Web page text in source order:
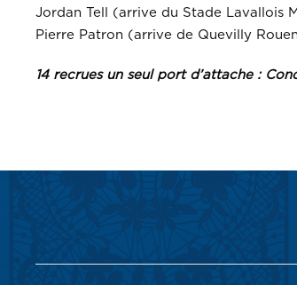
Jordan Tell (arrive du Stade Lavallois
Pierre Patron (arrive de Quevilly
14 recrues un seul port d’attache :